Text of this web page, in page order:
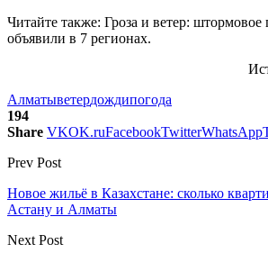
Читайте также: Гроза и ветер:
объявили в 7 регионах.
Алматыветердождипогода
194
Share VKOK.ruFacebookTwitterWhatsApp
Prev Post
Новое жильё в Казахстане: сколько
Астану и Алматы
Next Post